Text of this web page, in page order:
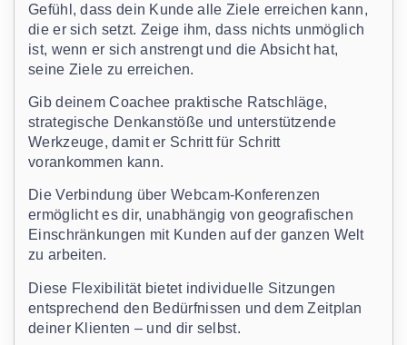
Gefühl, dass dein Kunde alle Ziele erreichen kann,
die er sich setzt. Zeige ihm, dass nichts unmöglich
ist, wenn er sich anstrengt und die Absicht hat,
seine Ziele zu erreichen.
Gib deinem Coachee praktische Ratschläge,
strategische Denkanstöße und unterstützende
Werkzeuge, damit er Schritt für Schritt
vorankommen kann.
Die Verbindung über Webcam-Konferenzen
ermöglicht es dir, unabhängig von geografischen
Einschränkungen mit Kunden auf der ganzen Welt
zu arbeiten.
Diese Flexibilität bietet individuelle Sitzungen
entsprechend den Bedürfnissen und dem Zeitplan
deiner Klienten – und dir selbst.